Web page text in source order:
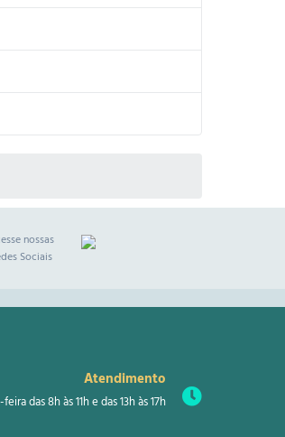
nossas
Sociais
Atendimento
das 8h às 11h e das 13h às 17h